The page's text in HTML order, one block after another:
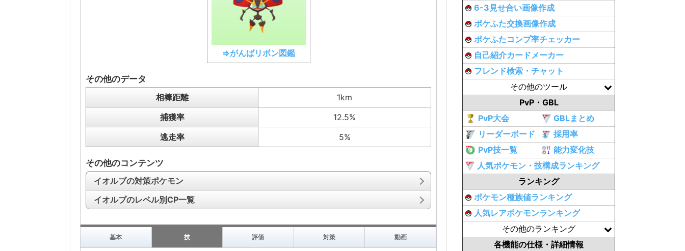
⇒がんばリボン図鑑
その他のデータ
相棒距離
1km
捕獲率
12.5%
逃走率
5%
その他のコンテンツ
イオルブの対策ポケモン
イオルブのレベル別CP一覧
基本 技 評価 対策 動画
6-3見せ合い画像作成
ポケふた交換画像作成
ポケふたコンプ率チェッカー
自己紹介カードメーカー
フレンド検索・チャット
その他のツール
PvP・GBL
PvP大会
GBLまとめ
リーダーボード
採用率
PvP技一覧
能力変化技
人気ポケモン・技構成ランキング
ランキング
ポケモン種族値ランキング
人気レアポケモンランキング
その他のランキング
各機能の仕様・詳細情報